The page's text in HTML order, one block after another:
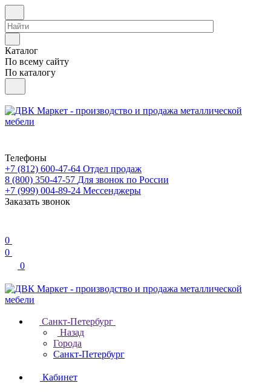
Каталог
По всему сайту
По каталогу
Телефоны
+7 (812) 600-47-64 Отдел продаж
8 (800) 350-47-57 Для звонок по России
+7 (999) 004-89-24 Мессенджеры
Заказать звонок
0
0
0
Санкт-Петербург
Назад
Города
Санкт-Петербург
Кабинет